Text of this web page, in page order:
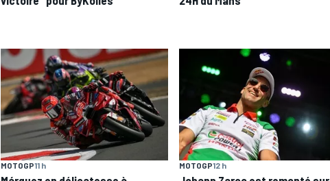
MOTOGP11 h MOTOGP12 h